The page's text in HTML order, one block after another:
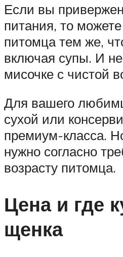
Если вы
питания, то
питомца тем же,
включая супы. И
мисочке с чистой
Для вашего
сухой или
премиум-класса.
нужно согласно
возрасту питомца.
Цена и где
щенка